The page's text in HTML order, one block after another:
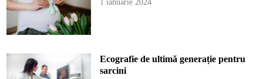
1 ianuarie 2024
Ecografie de ultimă generație pentru
sarcini